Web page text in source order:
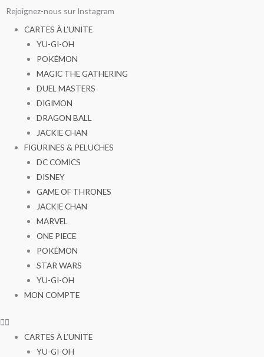
AllerRejoignez-nous sur Instagram
CARTES À L’UNITE
YU-GI-OH
POKÉMON
MAGIC THE GATHERING
DUEL MASTERS
DIGIMON
DRAGON BALL
JACKIE CHAN
FIGURINES & PELUCHES
DC COMICS
DISNEY
GAME OF THRONES
JACKIE CHAN
MARVEL
ONE PIECE
POKÉMON
STAR WARS
YU-GI-OH
MON COMPTE
CARTES À L’UNITE
YU-GI-OH